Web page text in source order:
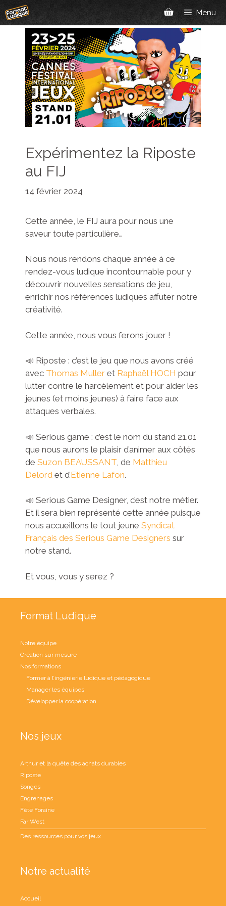
Aller
au
contenu
Menu
Expérimentez la Riposte
au FIJ
14 février 2024
Cette année, le FIJ aura pour nous une
saveur toute particulière…
Nous nous rendons chaque année à ce
rendez-vous ludique incontournable pour y
découvrir nouvelles sensations de jeu,
enrichir nos références ludiques affuter notre
créativité.
Cette année, nous vous ferons jouer !
📣 Riposte : c’est le jeu que nous avons créé
avec Thomas Muller et Raphaël HOCH pour
lutter contre le harcèlement et pour aider les
jeunes (et moins jeunes) à faire face aux
attaques verbales.
📣 Serious game : c’est le nom du stand 21.01
que nous aurons le plaisir d’animer aux côtés
de Suzon BEAUSSANT , de Matthieu
Delord et d’Etienne Lafon.
📣 Serious Game Designer, c’est notre métier.
Et il sera bien représenté cette année puisque
nous accueillons le tout jeune Syndicat
Français des Serious Game Designers sur
notre stand.
Et vous, vous y serez ?
Format Ludique
Notre équipe
Création sur mesure
Nos formations
Former à l’ingénierie ludique et pédagogique
Manager les équipes
Développer la coopération
Nos jeux
Arthur et la quête des achats durables
Riposte
Songes
Engrenages
Fête Foraine
Far West
Des ressources pour vos jeux
Notre actualité
Accueil